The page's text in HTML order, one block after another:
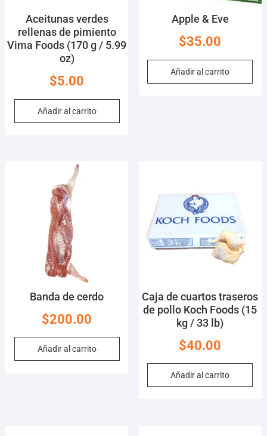
Aceitunas verdes
rellenas de pimiento
Vima Foods (170 g / 5.99
oz)
$5.00
Añadir al carrito
Apple & Eve
$35.00
Añadir al carrito
Banda de cerdo
$200.00
Añadir al carrito
Caja de cuartos traseros
de pollo Koch Foods (15
kg / 33 lb)
$40.00
Añadir al carrito